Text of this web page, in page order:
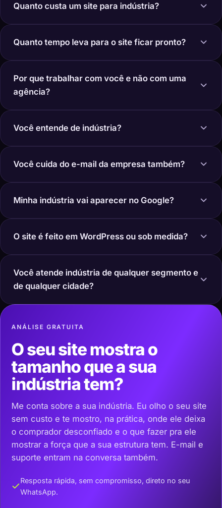
Quanto custa um site para indústria?
Quanto tempo leva para o site ficar pronto?
Por que trabalhar com você e não com uma
agência?
Você entende de indústria?
Você cuida do e-mail da empresa também?
Minha indústria vai aparecer no Google?
O site é feito em WordPress ou sob medida?
Você atende indústria de qualquer segmento e
de qualquer cidade?
ANÁLISE GRATUITA
O seu site mostra o
tamanho que a sua
indústria tem?
Me conta sobre a sua indústria. Eu olho o seu site
sem custo e te mostro, na prática, onde ele deixa
o comprador desconfiado e o que fazer pra ele
mostrar a força que a sua estrutura tem. E-mail e
suporte entram na conversa também.
Resposta rápida, sem compromisso, direto no seu
WhatsApp.